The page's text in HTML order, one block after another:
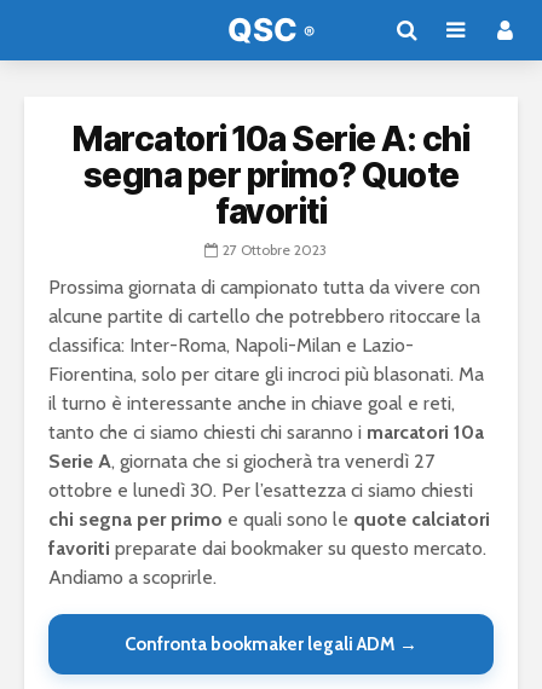
Marcatori 10a Serie A: chi
segna per primo? Quote
favoriti
27 Ottobre 2023
Prossima giornata di campionato tutta da vivere con
alcune partite di cartello che potrebbero ritoccare la
classifica: Inter-Roma, Napoli-Milan e Lazio-
Fiorentina, solo per citare gli incroci più blasonati. Ma
il turno è interessante anche in chiave goal e reti,
tanto che ci siamo chiesti chi saranno i marcatori 10a
Serie A, giornata che si giocherà tra venerdì 27
ottobre e lunedì 30. Per l’esattezza ci siamo chiesti
chi segna per primo e quali sono le quote calciatori
favoriti preparate dai bookmaker su questo mercato.
Andiamo a scoprirle.
Confronta bookmaker legali ADM →